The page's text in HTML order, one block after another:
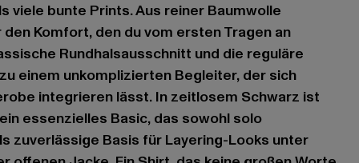
viele bunte Prints. Aus reiner Baumwolle
Komfort, den du vom ersten Tragen an
Rundhalsausschnitt und die reguläre
einem unkomplizierten Begleiter, der sich
integrieren lässt. In zeitlosem Schwarz ist
essenzielles Basic, das sowohl solo
zuverlässige Basis für Layering-Looks unter